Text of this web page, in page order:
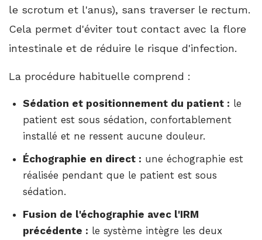
le scrotum et l'anus), sans traverser le rectum.
Cela permet d'éviter tout contact avec la flore
intestinale et de réduire le risque d'infection.
La procédure habituelle comprend :
Sédation et positionnement du patient : le
patient est sous sédation, confortablement
installé et ne ressent aucune douleur.
Échographie en direct : une échographie est
réalisée pendant que le patient est sous
sédation.
Fusion de l'échographie avec l'IRM
précédente : le système intègre les deux